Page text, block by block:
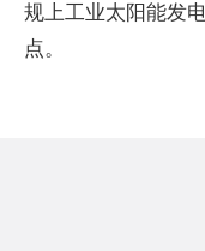
规上工业太阳能发
点。